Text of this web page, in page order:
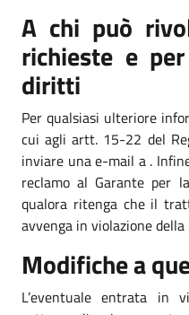
A chi può
richieste e
diritti
Per qualsiasi ulteriore
cui agli artt. 15-22 del
inviare una e-mail a .
reclamo al Garante per
qualora ritenga che il
avvenga in violazione
Modifiche a
L’eventuale entrata in